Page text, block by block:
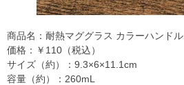
商品名：耐熱マググラス カラーハンドル
価格：￥110（税込）
サイズ（約）：9.3×6×11.1cm
容量（約）：260mL